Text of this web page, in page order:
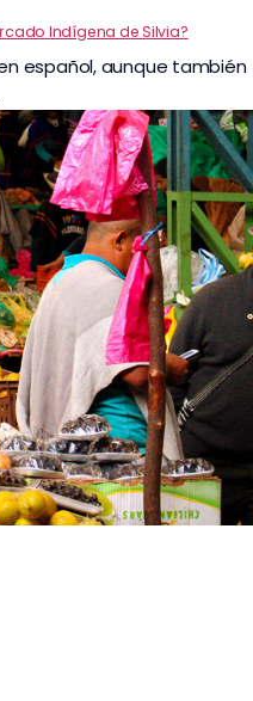
Indígena de Silvia?
español, aunque también